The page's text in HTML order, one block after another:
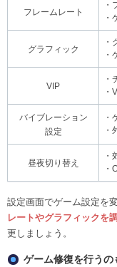
フレームレート
・
・
グラフィック
・
・
VIP
・
・
バイブレーション
設定
・
・
昼夜切り替え
・
・
設定画面でゲーム設定を
レートやグラフィックを
更しましょう。
ゲーム修復を行うの